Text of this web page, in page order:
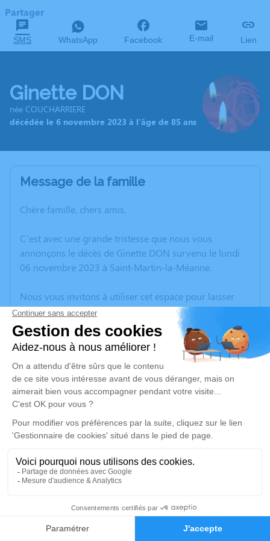
Faire-part Hommages
Partager
SMS WhatsApp Facebook E-mail Lien
Ginette DON
née COUCHARRIERE
décédée le 6 novembre 2023 à l'âge de 85 ans
Message de la famille
Chère famille, chers amis,
C’est avec une grande tristesse que nous vous
annonçons le décès de Ginette DON survenu le lundi
06 novembre 2023 à Saint-Martin-la-Méanne.
Nous vous invitons à utiliser cet espace pour laisser
vos condoléances, partager des photos souvenirs, une
anecdote ou exprimer vos pensées à travers des
poèmes ou des textes. Cet endroit est un lieu
d'expression dédié à honorer la mémoire de Ginette
DON.
Un service de plantation d’arbre hommage est
disponible ici.
Je rends hommage
Cérémonie civile
Cimetière de Saint-Martin-la-Méanne
681, Le Bourg